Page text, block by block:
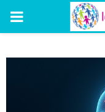
PRIMARY